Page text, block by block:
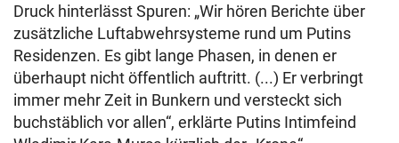
Druck hinterlässt Spuren: „Wir hören Berichte über
zusätzliche Luftabwehrsysteme rund um Putins
Residenzen. Es gibt lange Phasen, in denen er
überhaupt nicht öffentlich auftritt. (...) Er verbringt
immer mehr Zeit in Bunkern und versteckt sich
buchstäblich vor allen“, erklärte Putins Intimfeind